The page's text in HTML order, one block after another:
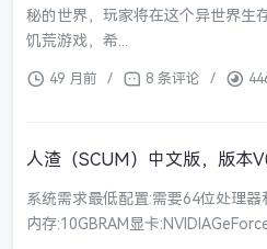
秘的世界，玩家将在这个异世界生
饥荒游戏，希...
49 月前 / 8 条评论 /
人渣（SCUM）中文版，版本
系统需求最低配置:需要64位处理
内存:10GBRAM显卡